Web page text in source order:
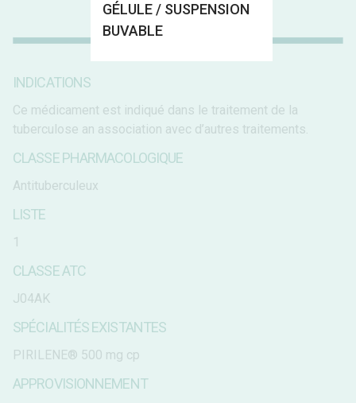
INDICATIONS
Ce médicament est indiqué dans le traitement de la
tuberculose an association avec d’autres traitements.
CLASSE PHARMACOLOGIQUE
Antituberculeux
LISTE
1
CLASSE ATC
J04AK
SPÉCIALITÉS EXISTANTES
PIRILENE® 500 mg cp
APPROVISIONNEMENT
GÉLULE / SUSPENSION
BUVABLE